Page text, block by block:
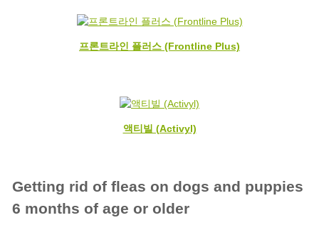
프론트라인 플러스 (Frontline Plus)
액티빌 (Activyl)